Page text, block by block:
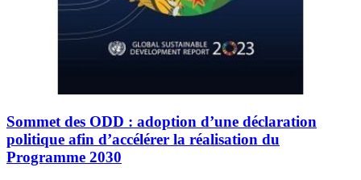
Sommet des ODD : adoption d’une déclaration
politique afin d’accélérer la réalisation du
Programme 2030